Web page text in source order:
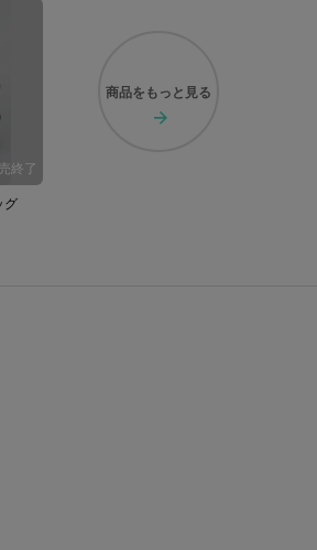
グ
商品を もっと見る